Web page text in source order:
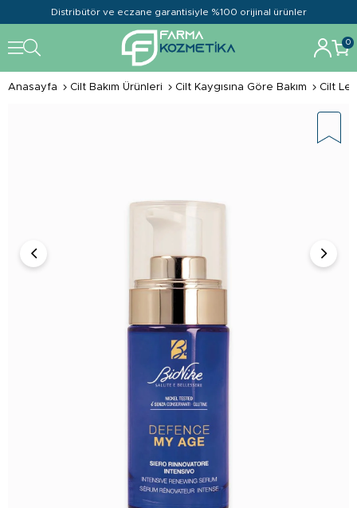
Distribütör ve eczane garantisiyle %100 orijinal ürünler
0
Anasayfa Cilt Bakım Ürünleri Cilt Kaygısına Göre Bakım Cilt